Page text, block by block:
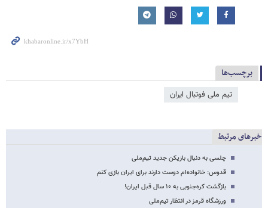
برچسب‌ها
تیم ملی فوتبال ایران
خبرهای مرتبط
چلسی به دنبال بازیکن جدید تیم‌ملی
قدوس: خانواده‌ام دوست دارند برای ایران بازی کنم
بازگشت کره‌جنوبی به ۱۰ سال قبل ایران!
ورزشگاه قرمز در انتظار تیم‌ملی